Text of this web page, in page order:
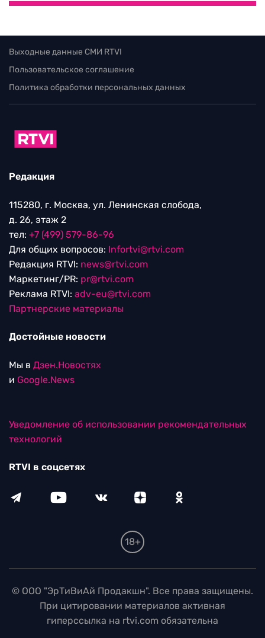
Выходные данные СМИ RTVI
Пользовательское соглашение
Политика обработки персональных данных
Редакция
115280, г. Москва, ул. Ленинская слобода,
д. 26, этаж 2
тел: +7 (499) 579-86-96
Для общих вопросов: Infortvi@rtvi.com
Редакция RTVI: news@rtvi.com
Маркетинг/PR: pr@rtvi.com
Реклама RTVI: adv-eu@rtvi.com
Партнерские материалы
Достойные новости
Мы в Дзен.Новостях
и Google.News
Уведомление об использовании рекомендательных
технологий
RTVI в соцсетях
18+
© ООО "ЭрТиВиАй Продакшн". Все права защищены.
При цитировании материалов активная
гиперссылка на rtvi.com обязательна